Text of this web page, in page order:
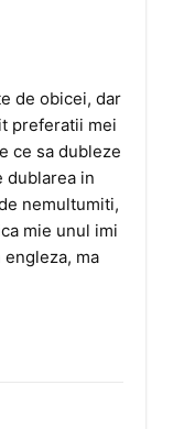
de obicei, dar
preferatii mei
ce sa dubleze
dublarea in
nemultumiti,
mie unul imi
ma